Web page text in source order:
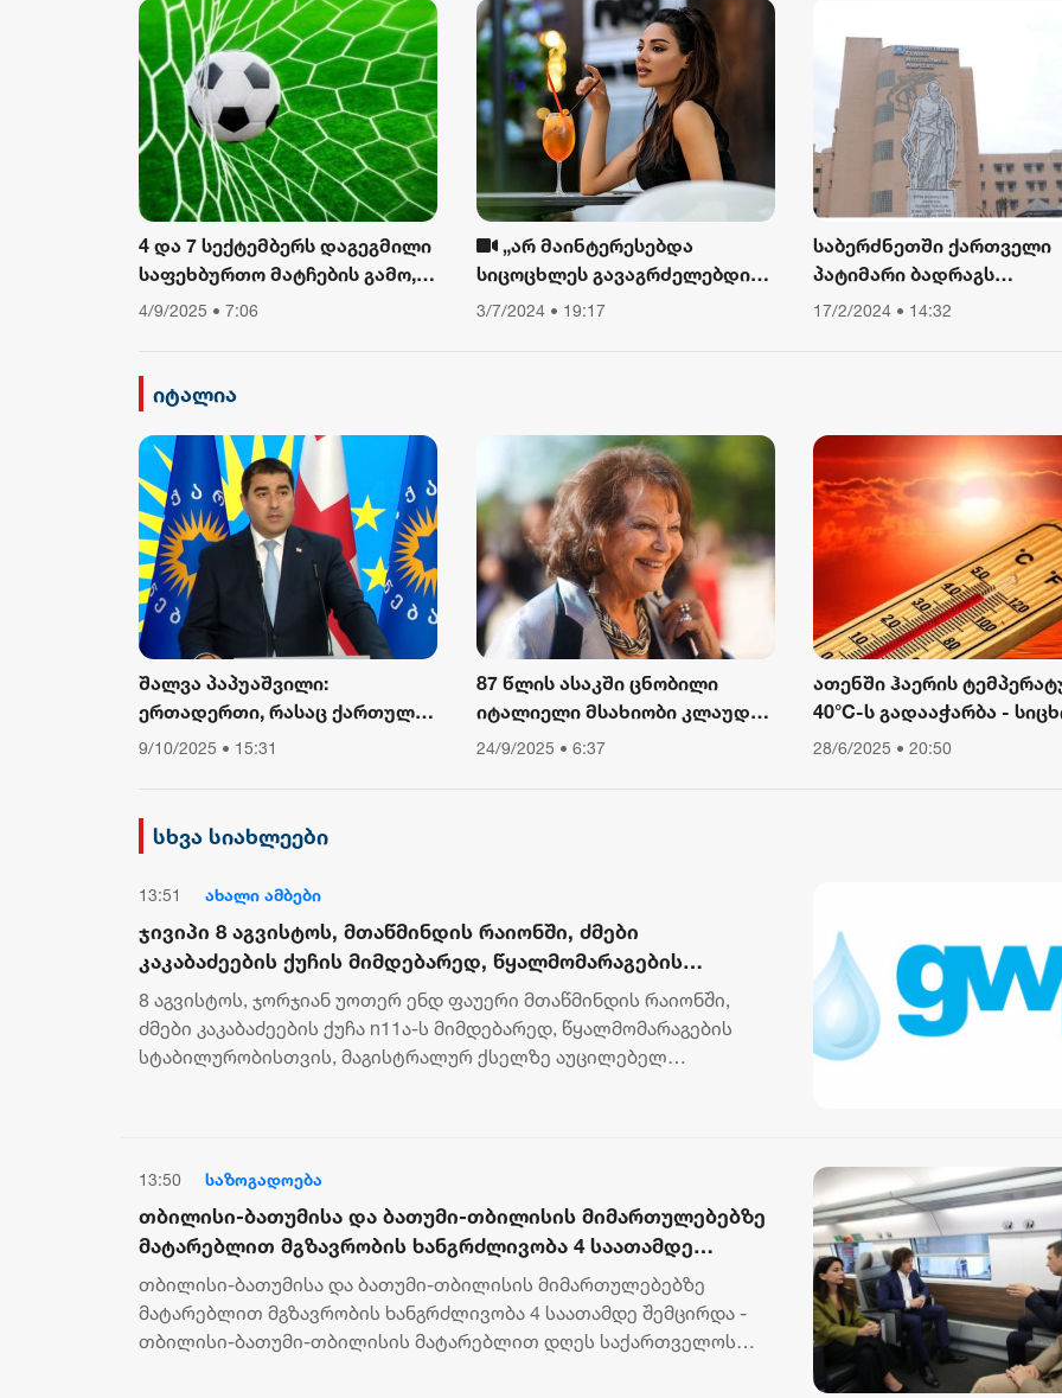
დაათვალიერა
დაღუპულთა ხსოვნა
პოლიტიკური მიზნებისთვის
იქნეს გამოყენებული
4 და 7 სექტემბერს დაგეგმილი
საფეხბურთო მატჩების გამო,
საავტომობილო მოძრაობა
4/9/2025 • 7:06
„არ მაინტერესებდა
სიცოცხლეს გავაგრძელებდი
თუ არა, ვიწექი 6 თვე,
3/7/2024 • 19:17
საბერძნეთში ქართველი
პატიმარი ბადრაგს
სამედიცინო
17/2/2024 • 14:32
იტალია
შალვა პაპუაშვილი:
ერთადერთი, რასაც ქართული
საზოგადოება ევროკომისიის
დამხობის მიზნით
დაორგანიზებული შეკრების
მხარდაჭერის გამო
9/10/2025 • 15:31
87 წლის ასაკში ცნობილი
იტალიელი მსახიობი კლაუდია
კარდინალე გარდაიცვალა
24/9/2025 • 6:37
ათენში ჰაერის
40°C-ს გადააჭარბა -
გამო ღია ცის ქვეშ მუშაობა
28/6/2025 • 20:50
სხვა სიახლეები
13:51 ახალი ამბები
ჯივიპი 8 აგვისტოს, მთაწმინდის რაიონში, ძმები
კაკაბაძეების ქუჩის მიმდებარედ, წყალმომარაგების
სტაბილურობისთვის, მაგისტრალურ ქსელზე აუცილებელ
სამუშაოებს ჩაატარებს
8 აგვისტოს, ჯორჯიან უოთერ ენდ ფაუერი მთაწმინდის რაიონში,
ძმები კაკაბაძეების ქუჩა n11ა-ს მიმდებარედ, წყალმომარაგების
სტაბილურობისთვის, მაგისტრალურ ქსელზე აუცილებელ
13:50 საზოგადოება
თბილისი-ბათუმისა და ბათუმი-თბილისის მიმართულებებზე
მატარებლით მგზავრობის ხანგრძლივობა 4 საათამდე
შემცირდა - მატარებლით საქართველოს პრემიერ-მინისტრმა
ირაკლი კობახიძემ იმგზავრა
თბილისი-ბათუმისა და ბათუმი-თბილისის მიმართულებებზე
მატარებლით მგზავრობის ხანგრძლივობა 4 საათამდე შემცირდა -
თბილისი-ბათუმი-თბილისის მატარებლით დღეს საქართველოს